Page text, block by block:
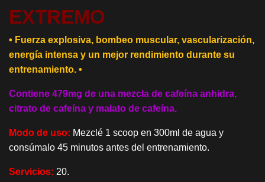
EXTREMO
• Fuerza explosiva, bombeo muscular, vascularización,
energía intensa y un mejor rendimiento durante su
entrenamiento. •
Contiene 479mg de una mezcla de cafeína anhidra,
citrato de cafeína y malato de cafeína.
Modo de uso: Mezclé 1 scoop en 300ml de agua y
consúmalo 45 minutos antes del entrenamiento.
Servicios: 20.